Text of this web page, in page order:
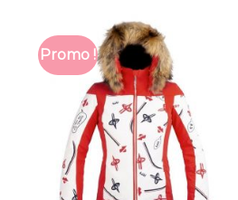
Promo !